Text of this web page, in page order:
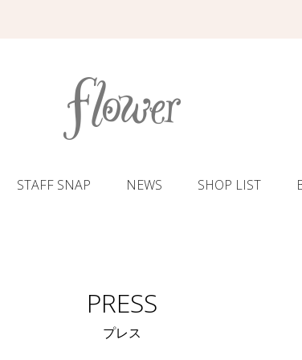
STAFF SNAP NEWS SHOP LIST
PRESS
プレス